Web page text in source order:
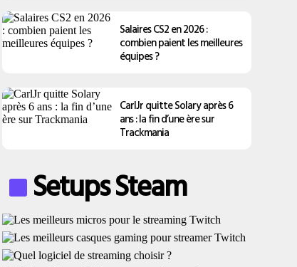
Salaires CS2 en 2026 :
combien paient les meilleures
équipes ?
CarlJr quitte Solary après 6
ans : la fin d’une ère sur
Trackmania
Setups Steam